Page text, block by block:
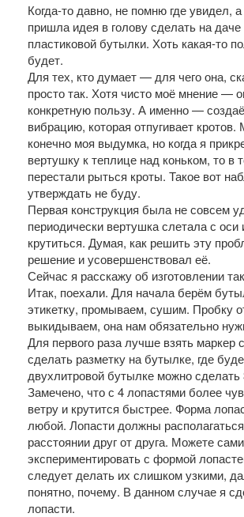
Когда-то давно, не помню где увидел,
пришла идея в голову сделать на
пластиковой бутылки. Хоть какая-то
будет.
Для тех, кто думает — для чего она,
просто так. Хотя чисто моё мнение —
конкретную пользу. А именно —
вибрацию, которая отпугивает кротов.
конечно моя выдумка, но когда я
вертушку к теплице над коньком, то в
перестали рыться кроты. Такое вот
утверждать не буду.
Первая конструкция была не совсем
периодически вертушка слетала с оси
крутиться. Думая, как решить эту
решение и усовершенствовал её.
Сейчас я расскажу об изготовлении
Итак, поехали. Для начала берём
этикетку, промываем, сушим. Пробку
выкидываем, она нам обязательно
Для первого раза лучше взять маркер
сделать разметку на бутылке, где
двухлитровой бутылке можно сделать
Замечено, что с 4 лопастями более
ветру и крутится быстрее. Форма
любой. Лопасти должны
расстоянии друг от друга. Можете сами
экспериментировать с формой
следует делать их слишком узкими,
понятно, почему. В данном случае я
лопасти.